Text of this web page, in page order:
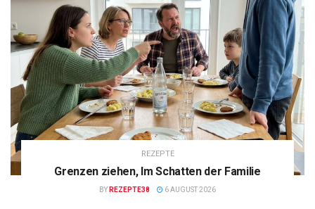
REZEPTE
Grenzen ziehen, Im Schatten der Familie
BY REZEPTE38 6 AUGUST 2026